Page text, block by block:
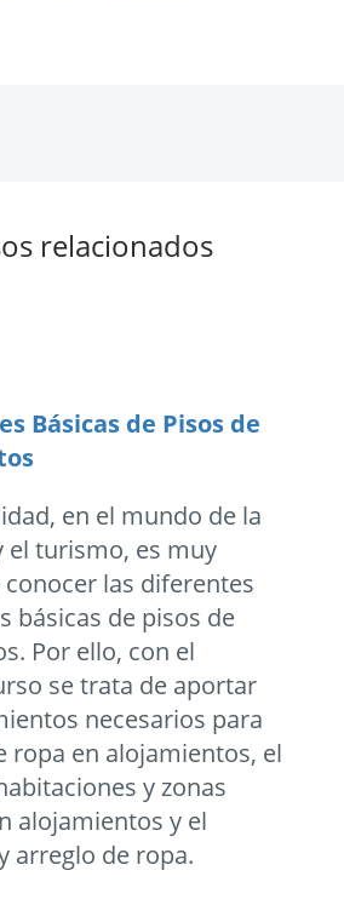
relacionados
Básicas de Pisos de
en el mundo de la
el turismo, es muy
las diferentes
básicas de pisos de
Por ello, con el
se trata de aportar
necesarios para
ropa en alojamientos, el
y zonas
alojamientos y el
arreglo de ropa.